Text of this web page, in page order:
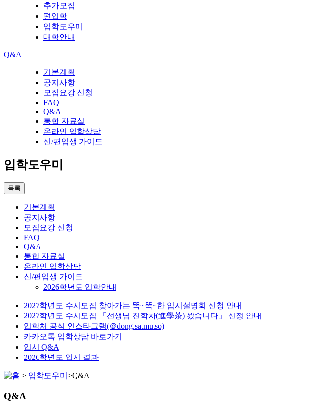
추가모집
편입학
입학도우미
대학안내
Q&A
기본계획
공지사항
모집요강 신청
FAQ
Q&A
통합 자료실
온라인 입학상담
신/편입생 가이드
입학도우미
목록
기본계획
공지사항
모집요강 신청
FAQ
Q&A
통합 자료실
온라인 입학상담
신/편입생 가이드
2026학년도 입학안내
2027학년도 수시모집 찾아가는 똑~똑~한 입시설명회 신청 안내
2027학년도 수시모집 「선생님 진학차(進學茶) 왔습니다」 신청 안내
입학처 공식 인스타그램(＠dong.sa.mu.so)
카카오톡 입학상담 바로가기
입시 Q&A
2026학년도 입시 결과
> 입학도우미 >Q&A
Q&A